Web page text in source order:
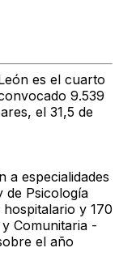
es el cuarto
9.539
el 31,5 de
a especialidades
de Psicología
y 170
Comunitaria -
el año